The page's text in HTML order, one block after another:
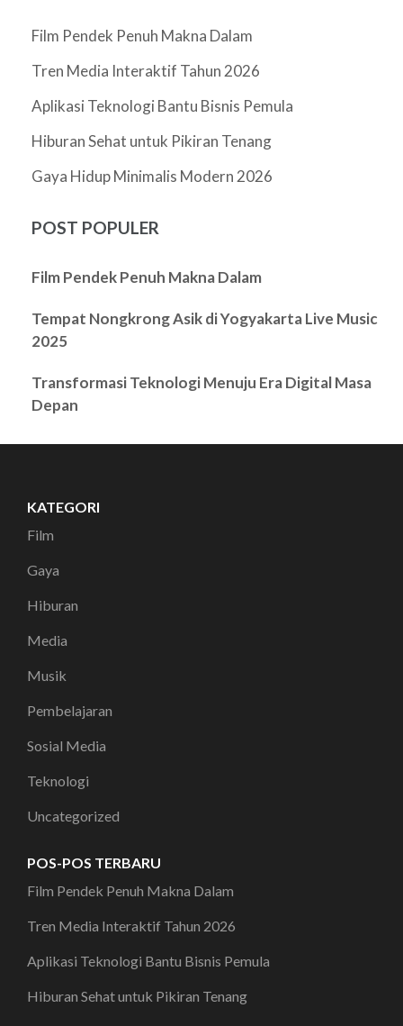
Film Pendek Penuh Makna Dalam
Tren Media Interaktif Tahun 2026
Aplikasi Teknologi Bantu Bisnis Pemula
Hiburan Sehat untuk Pikiran Tenang
Gaya Hidup Minimalis Modern 2026
POST POPULER
Film Pendek Penuh Makna Dalam
Tempat Nongkrong Asik di Yogyakarta Live Music
2025
Transformasi Teknologi Menuju Era Digital Masa
Depan
KATEGORI
Film
Gaya
Hiburan
Media
Musik
Pembelajaran
Sosial Media
Teknologi
Uncategorized
POS-POS TERBARU
Film Pendek Penuh Makna Dalam
Tren Media Interaktif Tahun 2026
Aplikasi Teknologi Bantu Bisnis Pemula
Hiburan Sehat untuk Pikiran Tenang